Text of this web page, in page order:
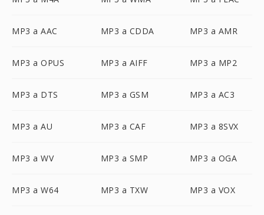
MP3 a AAC MP3 a CDDA MP3 a AMR
MP3 a OPUS MP3 a AIFF MP3 a MP2
MP3 a DTS MP3 a GSM MP3 a AC3
MP3 a AU MP3 a CAF MP3 a 8SVX
MP3 a WV MP3 a SMP MP3 a OGA
MP3 a W64 MP3 a TXW MP3 a VOX